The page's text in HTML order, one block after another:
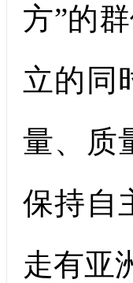
方”的
立的同
量、质
保持自
走有亚